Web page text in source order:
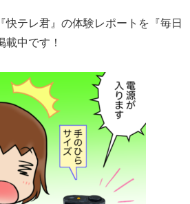
快テレ君』の体験レポートを『毎日
載中です！